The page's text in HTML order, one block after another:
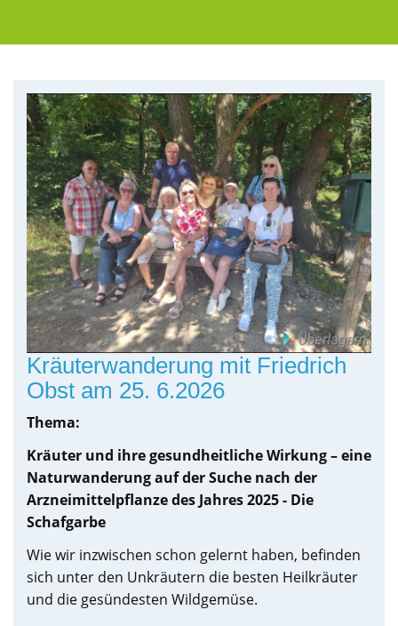
Kräuterwanderung mit Friedrich
Obst am 25. 6.2026
Thema:
Kräuter und ihre gesundheitliche Wirkung – eine
Naturwanderung auf der Suche nach der
Arzneimittelpflanze des Jahres 2025 - Die
Schafgarbe
Wie wir inzwischen schon gelernt haben, befinden
sich unter den Unkräutern die besten Heilkräuter
und die gesündesten Wildgemüse.